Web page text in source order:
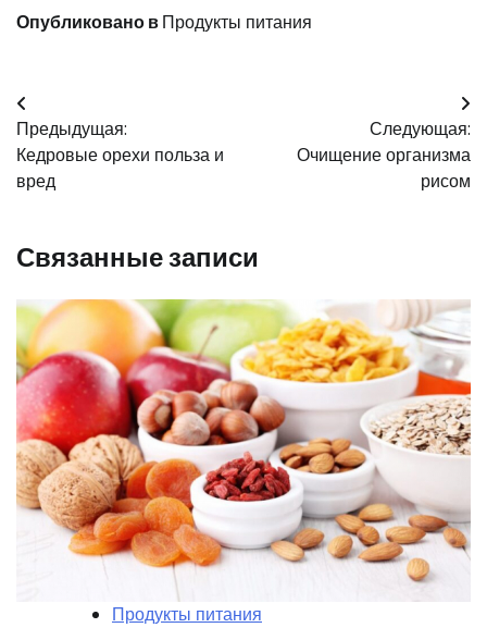
Опубликовано вПродукты питания
Навигация
по
записям
Предыдущая:
Кедровые орехи польза и
вред
Следующая:
Очищение организма
рисом
Связанные записи
Продукты питания